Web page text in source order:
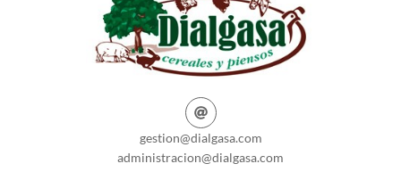
gestion@dialgasa.com
administracion@dialgasa.com